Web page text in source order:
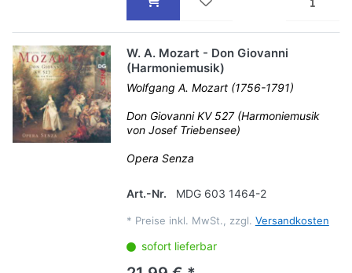
W. A. Mozart - Don Giovanni
(Harmoniemusik)
Wolfgang A. Mozart (1756-1791)
Don Giovanni KV 527 (Harmoniemusik
von Josef Triebensee)
Opera Senza
Art.-Nr. MDG 603 1464-2
* Preise inkl. MwSt., zzgl. Versandkosten
sofort lieferbar